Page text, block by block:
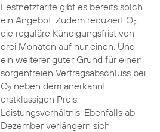
Festnetztarife gibt es bereits solch
ein Angebot. Zudem reduziert O2
die reguläre Kündigungsfrist von
drei Monaten auf nur einen. Und
ein weiterer guter Grund für einen
sorgenfreien Vertragsabschluss bei
O2neben dem anerkannt
erstklassigen Preis-
Leistungsverhältnis: Ebenfalls ab
Dezember verlängern sich